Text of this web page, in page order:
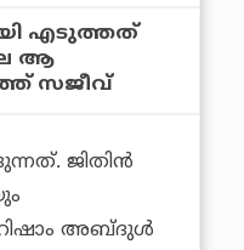
എടുത്തത്
ആ
സജീവ്
ജിതിന്‍
അബ്ദുള്‍